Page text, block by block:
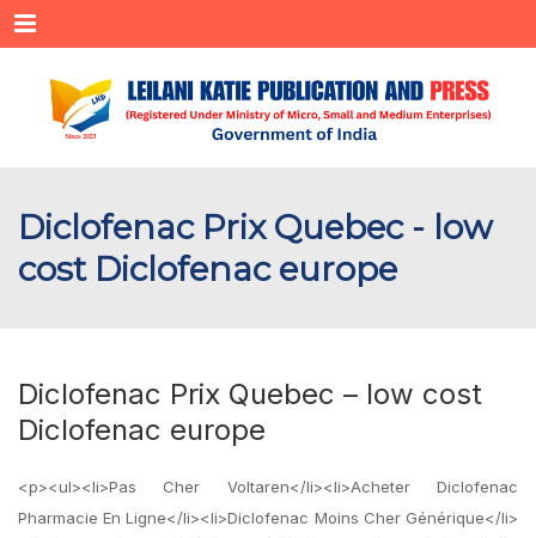
Menu
Diclofenac Prix Quebec - low
cost Diclofenac europe
Diclofenac Prix Quebec – low cost
Diclofenac europe
<p><ul><li>Pas Cher Voltaren</li><li>Acheter Diclofenac
Pharmacie En Ligne</li><li>Diclofenac Moins Cher Générique</li>